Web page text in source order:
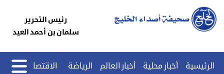
رئيس التحرير
سلمان بن أحمد العيد
الرئيسية أخبار محلية أخبار العالم الرياضة الاقتصاد